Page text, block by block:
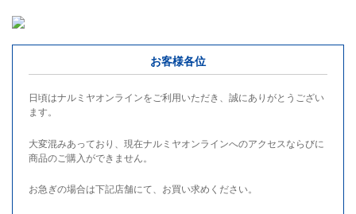
お客様各位
日頃はナルミヤオンラインをご利用いただき、誠にありがとうござい
ます。
大変混みあっており、現在ナルミヤオンラインへのアクセスならびに
商品のご購入ができません。
お急ぎの場合は下記店舗にて、お買い求めください。